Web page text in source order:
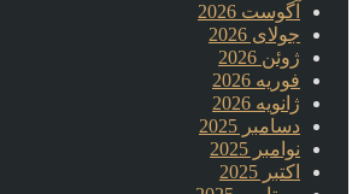
آگوست 2026
جولای 2026
ژوئن 2026
فوریه 2026
ژانویه 2026
دسامبر 2025
نوامبر 2025
اکتبر 2025